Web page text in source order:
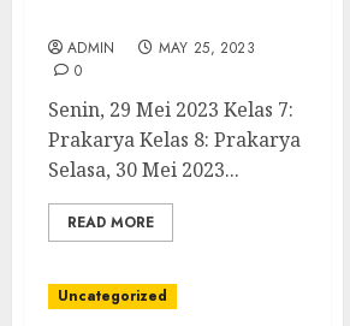
ADMIN
MAY 25, 2023
0
Senin, 29 Mei 2023 Kelas 7:
Prakarya Kelas 8: Prakarya
Selasa, 30 Mei 2023...
READ MORE
Uncategorized